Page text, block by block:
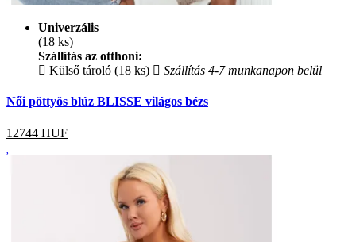
Univerzális
(18 ks)
Szállítás az otthoni:
Külső tároló (18 ks)
Szállítás 4-7 munkanapon belül
Női pöttyös blúz BLISSE világos bézs
12744 HUF